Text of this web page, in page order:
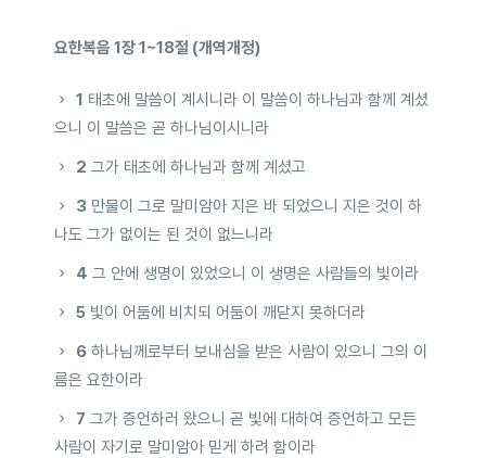
요한복음 1장 1~18절 (개역개정)
1 태초에 말씀이 계시니라 이 말씀이 하나님과 함께 계셨
으니 이 말씀은 곧 하나님이시니라
2 그가 태초에 하나님과 함께 계셨고
3만물이 그로 말미암아 지은 바 되었으니 지은 것이 하
나도 그가 없이는 된 것이 없느니라
4 그 안에 생명이 있었으니 이 생명은 사람들의 빛이라
5빛이 어둠에 비치되 어둠이 깨닫지 못하더라
6하나님께로부터 보내심을 받은 사람이 있으니 그의 이
름은 요한이라
7 그가 증언하러 왔으니 곧 빛에 대하여 증언하고 모든
사람이 자기로 말미암아 믿게 하려 함이라